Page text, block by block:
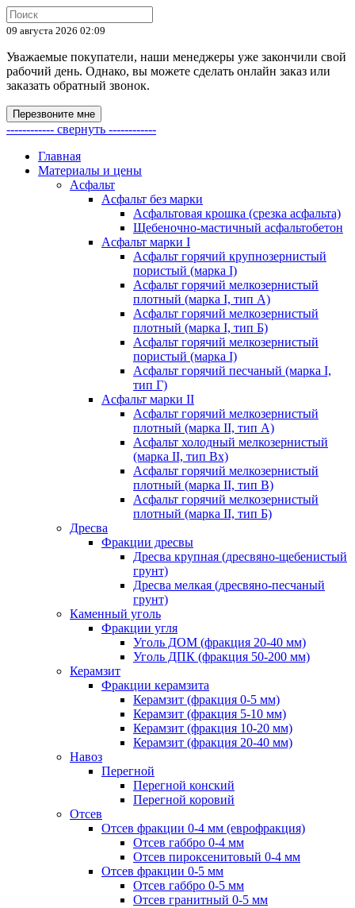
09 августа 2026 02:09
Уважаемые покупатели, наши менеджеры уже закончили свой
рабочий день. Однако, вы можете сделать онлайн заказ или
заказать обратный звонок.
Перезвоните мне
------------ свернуть ------------
Главная
Материалы и цены
Асфальт
Асфальт без марки
Асфальтовая крошка (срезка асфальта)
Щебеночно-мастичный асфальтобетон
Асфальт марки I
Асфальт горячий крупнозернистый
пористый (марка I)
Асфальт горячий мелкозернистый
плотный (марка I, тип А)
Асфальт горячий мелкозернистый
плотный (марка I, тип Б)
Асфальт горячий мелкозернистый
пористый (марка I)
Асфальт горячий песчаный (марка I,
тип Г)
Асфальт марки II
Асфальт горячий мелкозернистый
плотный (марка II, тип А)
Асфальт холодный мелкозернистый
(марка II, тип Вх)
Асфальт горячий мелкозернистый
плотный (марка II, тип В)
Асфальт горячий мелкозернистый
плотный (марка II, тип Б)
Дресва
Фракции дресвы
Дресва крупная (дресвяно-щебенистый
грунт)
Дресва мелкая (дресвяно-песчаный
грунт)
Каменный уголь
Фракции угля
Уголь ДОМ (фракция 20-40 мм)
Уголь ДПК (фракция 50-200 мм)
Керамзит
Фракции керамзита
Керамзит (фракция 0-5 мм)
Керамзит (фракция 5-10 мм)
Керамзит (фракция 10-20 мм)
Керамзит (фракция 20-40 мм)
Навоз
Перегной
Перегной конский
Перегной коровий
Отсев
Отсев фракции 0-4 мм (еврофракция)
Отсев габбро 0-4 мм
Отсев пироксенитовый 0-4 мм
Отсев фракции 0-5 мм
Отсев габбро 0-5 мм
Отсев гранитный 0-5 мм